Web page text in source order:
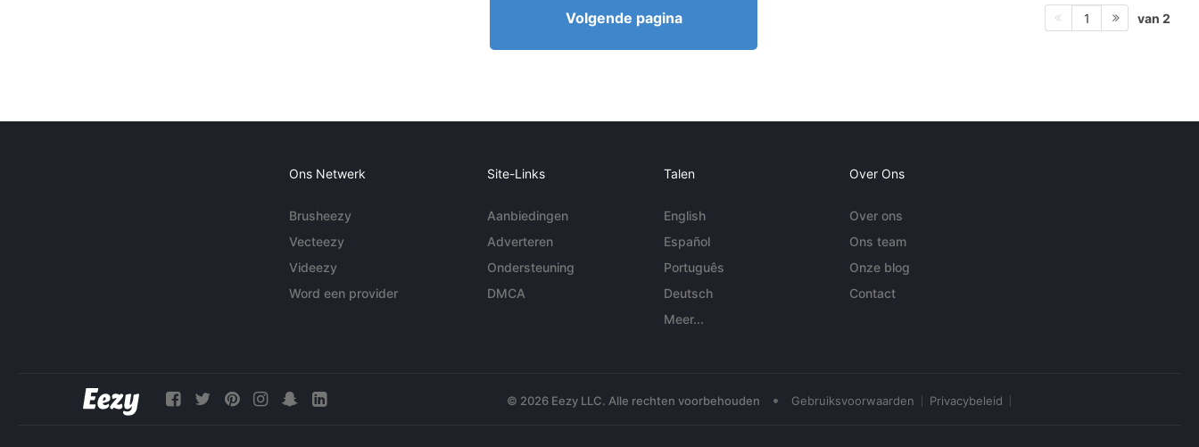
Volgende pagina 1 van 2
Ons Netwerk
Brusheezy
Vecteezy
Videezy
Word een provider
Site-Links
Aanbiedingen
Adverteren
Ondersteuning
DMCA
Talen
English
Español
Português
Deutsch
Meer...
Over Ons
Over ons
Ons team
Onze blog
Contact
© 2026 Eezy LLC. Alle rechten voorbehouden • Gebruiksvoorwaarden Privacybeleid